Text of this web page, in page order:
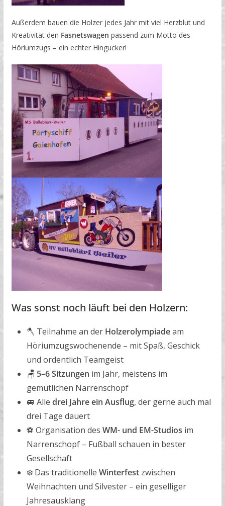
Außerdem bauen die Holzer jedes Jahr mit viel Herzblut und
Kreativität den Fasnetswagen passend zum Motto des
Höriumzugs – ein echter Hingucker!
Was sonst noch läuft bei den Holzern:
🪓 Teilnahme an der Holzerolympiadeam
Höriumzugswochenende – mit Spaß, Geschick
und ordentlich Teamgeist
🪑 5–6 Sitzungen im Jahr, meistens im
gemütlichen Narrenschopf
🚐 Alle drei Jahre ein Ausflug, der gerne auch mal
drei Tage dauert
⚽ Organisation des WM- und EM-Studios im
Narrenschopf – Fußball schauen in bester
Gesellschaft
❄️ Das traditionelle Winterfestzwischen
Weihnachten und Silvester – ein geselliger
Jahresausklang